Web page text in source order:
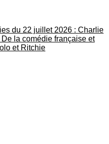
du 22 juillet 2026 : Charlie
la comédie française et
et Ritchie